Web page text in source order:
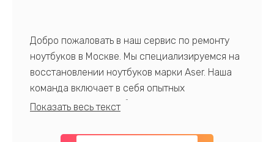
Добро пожаловать в наш сервис по ремонту
ноутбуков в Москве. Мы специализируемся на
восстановлении ноутбуков марки Aser. Наша
команда включает в себя опытных
профессионалов с обширными знаниями и
предлагаем быстрый и качественный ремонт с